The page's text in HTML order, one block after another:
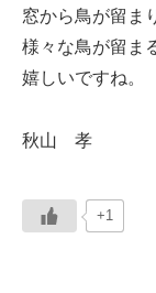
窓から鳥が留ま
様々な鳥が留ま
嬉しいですね。
秋山 孝
+1